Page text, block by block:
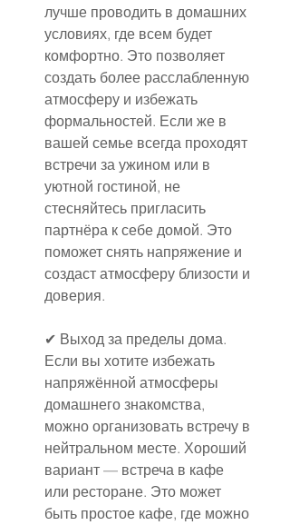
лучше проводить в домашних
условиях, где всем будет
комфортно. Это позволяет
создать более расслабленную
атмосферу и избежать
формальностей. Если же в
вашей семье всегда проходят
встречи за ужином или в
уютной гостиной, не
стесняйтесь пригласить
партнёра к себе домой. Это
поможет снять напряжение и
создаст атмосферу близости и
доверия.
✔ Выход за пределы дома.
Если вы хотите избежать
напряжённой атмосферы
домашнего знакомства,
можно организовать встречу в
нейтральном месте. Хороший
вариант — встреча в кафе
или ресторане. Это может
быть простое кафе, где можно